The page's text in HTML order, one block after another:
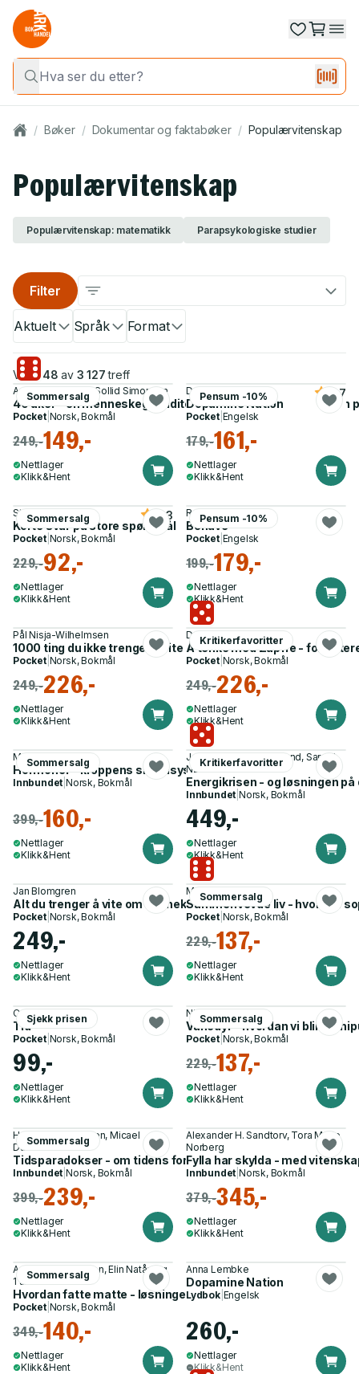
/ Bøker / Dokumentar og faktabøker / Populærvitenskap
Populærvitenskap
Populærvitenskap: matematikk Parapsykologiske studier
Aktuelt Språk Format
Filter
Viser 48 av 3 127 treff
Sommersalg
Anna Blix, Frøydis Sollid Simonsen
40 uker - en menneskegraviditet og 81 andre måter å få barn
Pocket| Norsk, Bokmål
249,-149,-
Nettlager
Klikk&Hent
Pensum -10%
Dr Anna Lembke
Dopamine Nation
3.7
Pocket| Engelsk
179,-161,-
Nettlager
Klikk&Hent
Sommersalg
Stephen Hawking
Korte svar på store spørsmål
4.3
Pocket| Norsk, Bokmål
229,-92,-
Nettlager
Klikk&Hent
Pensum -10%
Robert M Sapolsky
Behave
Pocket| Engelsk
199,-179,-
Nettlager
Klikk&Hent
Pål Nisja-Wilhelmsen
1000 ting du ikke trenger å vite
Pocket| Norsk, Bokmål
249,-226,-
Nettlager
Klikk&Hent
Kritikerfavoritter
Dag O. Hessen
Å tenke med Zapffe -
Pocket| Norsk, Bokmål
249,-226,-
Nettlager
Klikk&Hent
Sommersalg
Max Nieuwdorp
Hormoner - kroppens signalsystem fra fødsel til død
Innbundet |Norsk, Bokmål
399,-160,-
Nettlager
Klikk&Hent
Kritikerfavoritter
Jonas Kristiansen Nøland, Sara T.
Nøland
Energikrisen - og løsningen på
Innbundet |Norsk, Bokmål
449,-
Nettlager
Klikk&Hent
Jan Blomgren
Alt du trenger å vite om kjernekraft
Pocket| Norsk, Bokmål
249,-
Nettlager
Klikk&Hent
Sommersalg
Merlin Sheldrake
Sammenvevde liv - hvordan
Pocket| Norsk, Bokmål
229,-137,-
Nettlager
Klikk&Hent
Sjekk prisen
Carlo Rovelli
Tid
Pocket| Norsk, Bokmål
99,-
Nettlager
Klikk&Hent
Sommersalg
Nicklas Brendborg
Vanedyr - hvordan vi blir
Pocket| Norsk, Bokmål
229,-137,-
Nettlager
Klikk&Hent
Sommersalg
Helge Thorbjørnsen, Micael
Dahlén
Tidsparadokser - om tidens forunderlige påvirkning på oss
Innbundet |Norsk, Bokmål
399,-239,-
Nettlager
Klikk&Hent
Alexander H. Sandtorv, Tora Marie
Norberg
Fylla har skylda - med
Innbundet |Norsk, Bokmål
379,-345,-
Nettlager
Klikk&Hent
Sommersalg
Anne Lene Johnsen, Elin Natås og
1 annen
Hvordan fatte matte - løsningen er enklere enn du tror
Pocket| Norsk, Bokmål
349,-140,-
Nettlager
Klikk&Hent
Anna Lembke
Dopamine Nation
Lydbok| Engelsk
260,-
Nettlager
Klikk&Hent